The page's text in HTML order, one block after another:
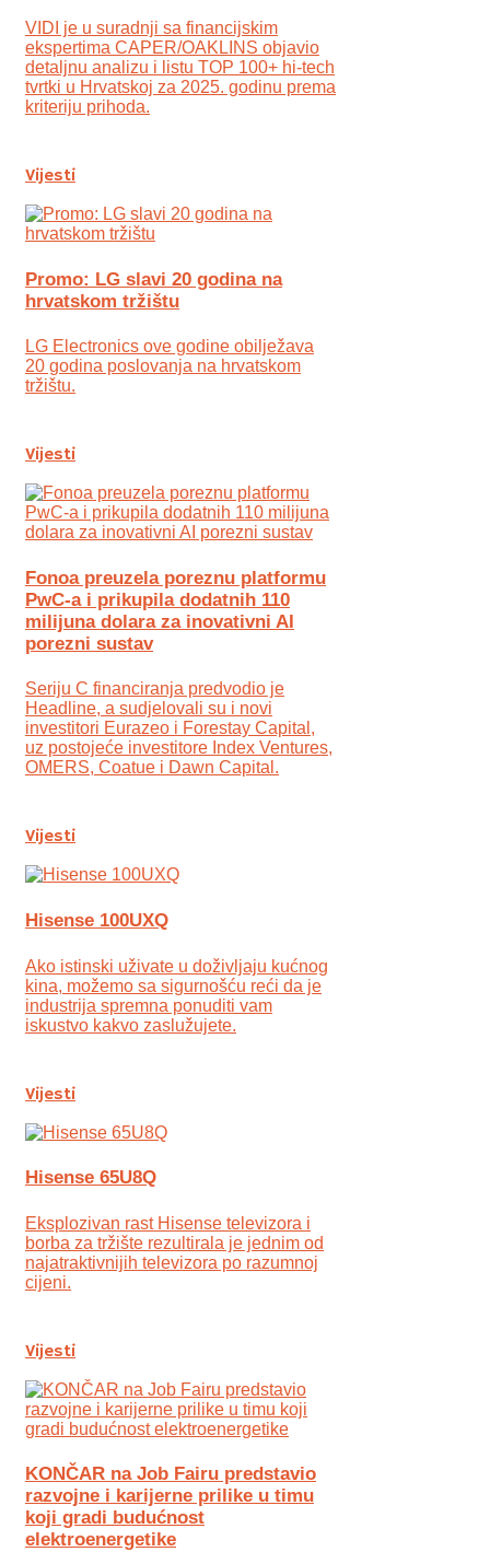
VIDI je u suradnji sa financijskim
ekspertima CAPER/OAKLINS objavio
detaljnu analizu i listu TOP 100+ hi-tech
tvrtki u Hrvatskoj za 2025. godinu prema
kriteriju prihoda.
Vijesti
Promo: LG slavi 20 godina na
hrvatskom tržištu
LG Electronics ove godine obilježava
20 godina poslovanja na hrvatskom
tržištu.
Vijesti
Fonoa preuzela poreznu platformu
PwC-a i prikupila dodatnih 110
milijuna dolara za inovativni AI
porezni sustav
Seriju C financiranja predvodio je
Headline, a sudjelovali su i novi
investitori Eurazeo i Forestay Capital,
uz postojeće investitore Index Ventures,
OMERS, Coatue i Dawn Capital.
Vijesti
Hisense 100UXQ
Ako istinski uživate u doživljaju kućnog
kina, možemo sa sigurnošću reći da je
industrija spremna ponuditi vam
iskustvo kakvo zaslužujete.
Vijesti
Hisense 65U8Q
Eksplozivan rast Hisense televizora i
borba za tržište rezultirala je jednim od
najatraktivnijih televizora po razumnoj
cijeni.
Vijesti
KONČAR na Job Fairu predstavio
razvojne i karijerne prilike u timu
koji gradi budućnost
elektroenergetike